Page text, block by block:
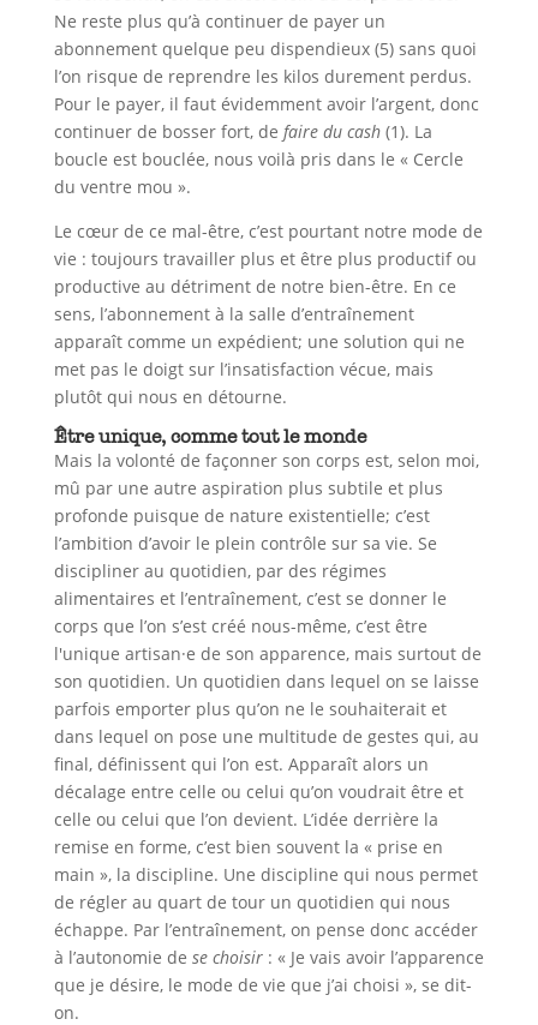
Ne reste plus qu’à continuer de payer un
abonnement quelque peu dispendieux (5) sans quoi
l’on risque de reprendre les kilos durement perdus.
Pour le payer, il faut évidemment avoir l’argent, donc
continuer de bosser fort, de faire du cash(1). La
boucle est bouclée, nous voilà pris dans le « Cercle
du ventre mou ».
Le cœur de ce mal-être, c’est pourtant notre mode de
vie : toujours travailler plus et être plus productif ou
productive au détriment de notre bien-être. En ce
sens, l’abonnement à la salle d’entraînement
apparaît comme un expédient; une solution qui ne
met pas le doigt sur l’insatisfaction vécue, mais
plutôt qui nous en détourne.
Être unique, comme tout le monde
Mais la volonté de façonner son corps est, selon moi,
mû par une autre aspiration plus subtile et plus
profonde puisque de nature existentielle; c’est
l’ambition d’avoir le plein contrôle sur sa vie. Se
discipliner au quotidien, par des régimes
alimentaires et l’entraînement, c’est se donner le
corps que l’on s’est créé nous-même, c’est être
l'unique artisan·e de son apparence, mais surtout de
son quotidien. Un quotidien dans lequel on se laisse
parfois emporter plus qu’on ne le souhaiterait et
dans lequel on pose une multitude de gestes qui, au
final, définissent qui l’on est. Apparaît alors un
décalage entre celle ou celui qu’on voudrait être et
celle ou celui que l’on devient. L’idée derrière la
remise en forme, c’est bien souvent la « prise en
main », la discipline. Une discipline qui nous permet
de régler au quart de tour un quotidien qui nous
échappe. Par l’entraînement, on pense donc accéder
à l’autonomie de se choisir : « Je vais avoir l’apparence
que je désire, le mode de vie que j’ai choisi », se dit-
on.